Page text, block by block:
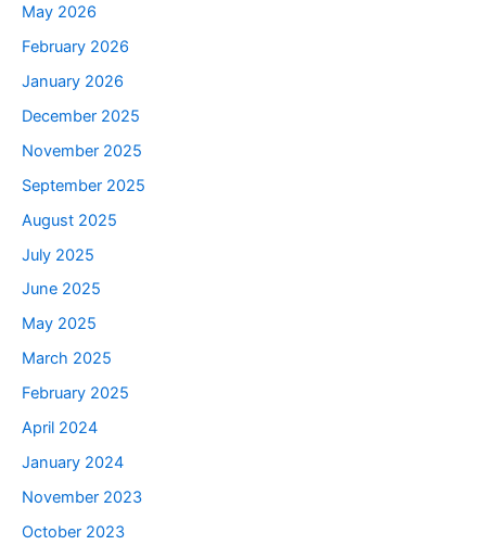
May 2026
February 2026
January 2026
December 2025
November 2025
September 2025
August 2025
July 2025
June 2025
May 2025
March 2025
February 2025
April 2024
January 2024
November 2023
October 2023